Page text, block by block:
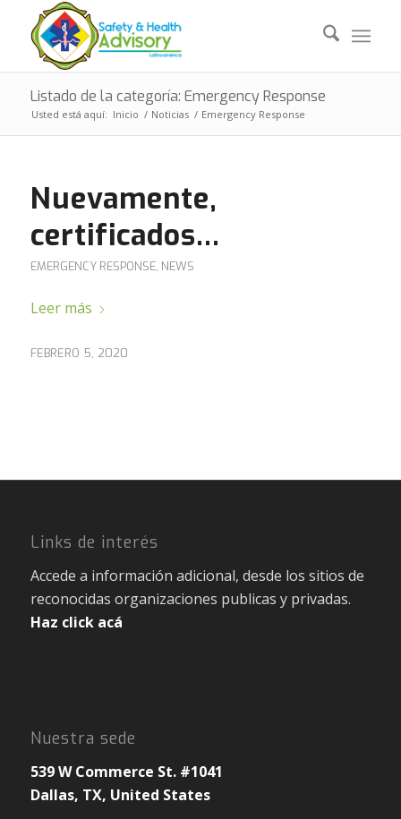
Listado de la categoría: Emergency Response
Usted está aquí: Inicio / Noticias / Emergency Response
Nuevamente,
certificados…
EMERGENCY RESPONSE, NEWS
Leer más
FEBRERO 5, 2020
Links de interés
Accede a información adicional, desde los sitios de
reconocidas organizaciones publicas y privadas.
Haz click acá
Nuestra sede
539 W Commerce St. #1041
Dallas, TX, United States